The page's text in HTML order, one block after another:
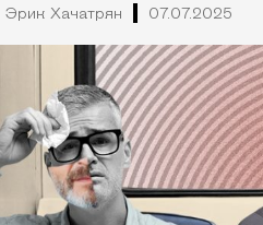
Эрик Хачатрян 07.07.2025